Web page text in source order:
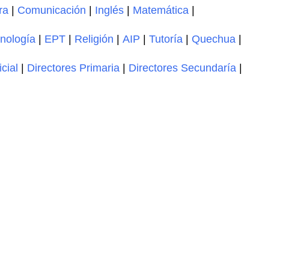
Comunicación Inglés Matemática
EPT Religión |AIP |Tutoría Quechua
Directores Primaria Directores Secundaría